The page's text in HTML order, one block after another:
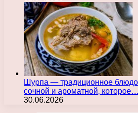
Шурпа — традиционное блюдо
сочной и ароматной, которое…
30.06.2026